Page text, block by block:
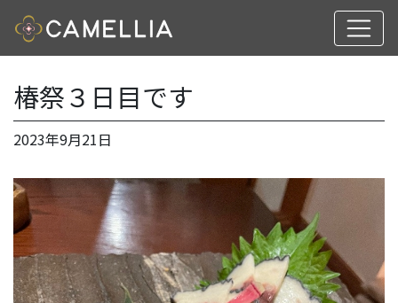
椿祭３日目です
2023年9月21日